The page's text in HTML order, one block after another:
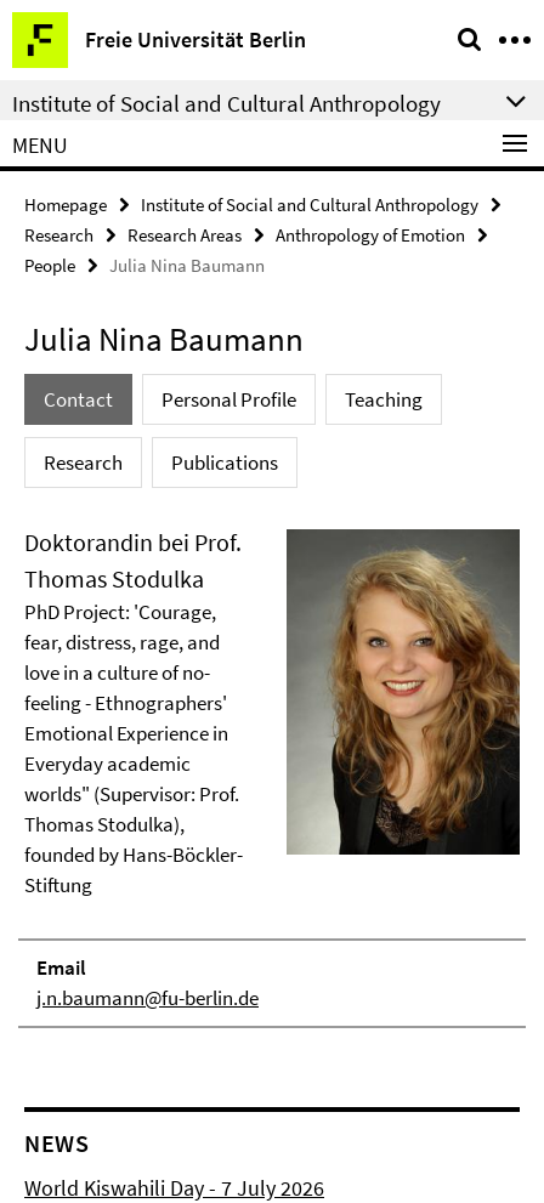
Springe
direkt
zu
Inhalt
Freie Universität Berlin
Service
Navigation
Institute of Social and Cultural Anthropology
MENU
Homepage
Institute of Social and Cultural Anthropology
Research
Research Areas
Anthropology of Emotion
People
Julia Nina Baumann
Julia Nina Baumann
Contact Personal Profile Teaching
Research Publications
Doktorandin bei Prof.
Thomas Stodulka
PhD Project: 'Courage,
fear, distress, rage, and
love in a culture of no-
feeling - Ethnographers'
Emotional Experience in
Everyday academic
worlds" (Supervisor: Prof.
Thomas Stodulka),
founded by Hans-Böckler-
Stiftung
Email
j.n.baumann@fu-berlin.de
NEWS
World Kiswahili Day - 7 July 2026